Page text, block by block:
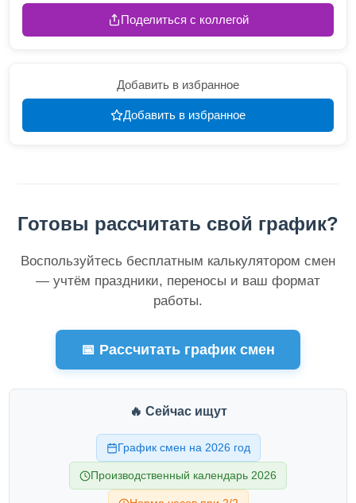
Поделиться с коллегой
Добавить в избранное
Добавить в избранное
Готовы рассчитать свой график?
Воспользуйтесь бесплатным калькулятором смен
— учтём праздники, переносы и ваш формат
работы.
📅 Рассчитать график смен
🔥 Сейчас ищут
График смен на 2026 год
Производственный календарь 2026